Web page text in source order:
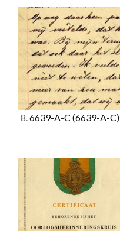
8.6639-A-C (6639-A-C)